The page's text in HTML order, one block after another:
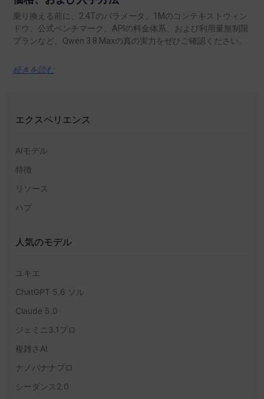
乗り換える前に、2.4Tのパラメータ、1Mのコンテキストウィン
ドウ、公式ベンチマーク、APIの料金体系、および利用量無制限
プランなど、Qwen 3.8 Maxの真の実力をぜひご確認ください。.
続きを読む
エクスペリエンス
AIモデル
特徴
リソース
ハブ
人気のモデル
ユキエ
ChatGPT 5.6 ソル
Claude 5.0
ジェミニ3.1プロ
複雑さAI
ナノバナナプロ
シーダンス2.0